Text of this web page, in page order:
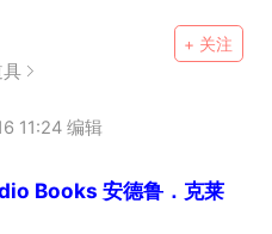
+ 关注
11:24 编辑
Books 安德鲁．克莱